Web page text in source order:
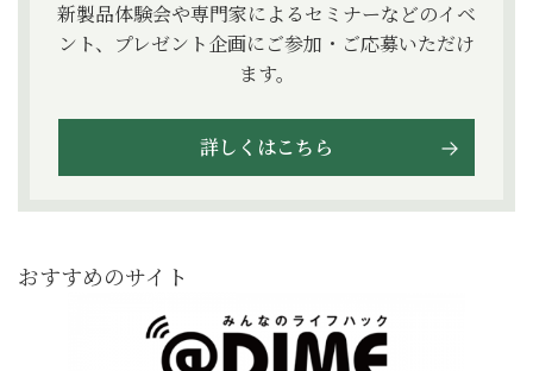
新製品体験会や専門家によるセミナーなどのイベ
ント、プレゼント企画にご参加・ご応募いただけ
ます。
詳しくはこちら
おすすめのサイト